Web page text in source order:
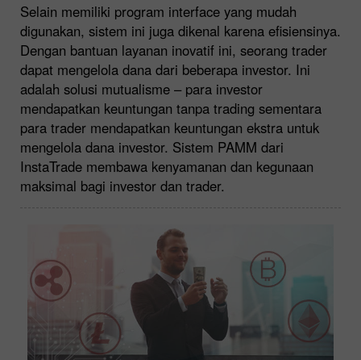
Selain memiliki program interface yang mudah
digunakan, sistem ini juga dikenal karena efisiensinya.
Dengan bantuan layanan inovatif ini, seorang trader
dapat mengelola dana dari beberapa investor. Ini
adalah solusi mutualisme – para investor
mendapatkan keuntungan tanpa trading sementara
para trader mendapatkan keuntungan ekstra untuk
mengelola dana investor. Sistem PAMM dari
InstaTrade membawa kenyamanan dan kegunaan
maksimal bagi investor dan trader.